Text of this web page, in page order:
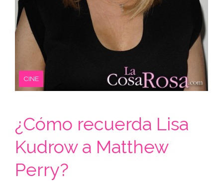
CINE
¿Cómo recuerda Lisa
Kudrow a Matthew
Perry?